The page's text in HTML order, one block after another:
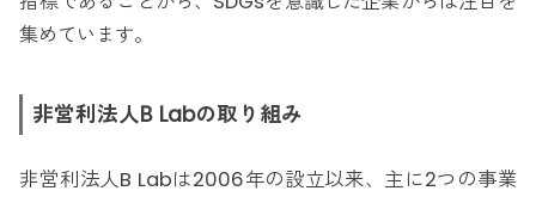
集めています。
非営利法人B Labの取り組み
非営利法人B Labは2006年の設立以来、主に2つの事業